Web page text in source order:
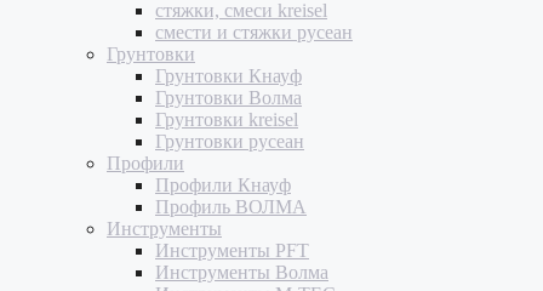
стяжки, смеси kreisel
смести и стяжки русеан
Грунтовки
Грунтовки Кнауф
Грунтовки Волма
Грунтовки kreisel
Грунтовки русеан
Профили
Профили Кнауф
Профиль ВОЛМА
Инструменты
Инструменты PFT
Инструменты Волма